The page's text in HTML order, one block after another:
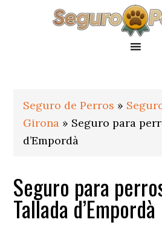
Seguro de Perros »
Girona » Seguro para
d’Empordà
Seguro para
Tallada d’Empordà